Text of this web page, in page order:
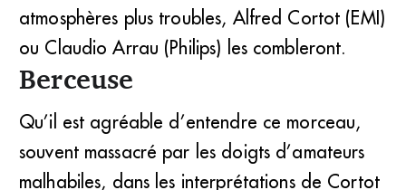
atmosphères plus troubles, Alfred Cortot (EMI)
ou Claudio Arrau (Philips) les combleront.
Berceuse
Qu’il est agréable d’entendre ce morceau,
souvent massacré par les doigts d’amateurs
malhabiles, dans les interprétations de Cortot